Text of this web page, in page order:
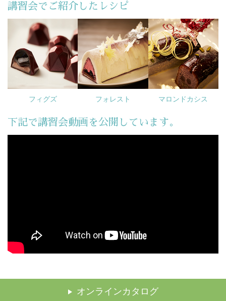
講習会でご紹介したレシピ
フィグズ フォレスト マロンドカシス
下記で講習会動画を公開しています。
オンラインカタログ
2024.7.24
講習会のレポートを追加しました。
2026.6.22